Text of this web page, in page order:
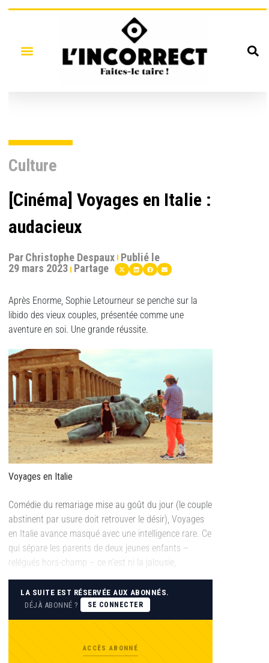
Culture
[Cinéma] Voyages en Italie :
audacieux
ParChristophe Despaux Publié le
29 mars 2023 Partage
Après Enorme, Sophie Letourneur se penche sur la
libido des vieux couples, présentée comme une
aventure en soi. Une grande réussite.
Voyages en Italie
Comédie du remariage mise au goût du jour (le couple
abstinent par usure doit retrouver le désir), Voyages
en Italie avance masqué avec une intelligence rare. Ce
qui sépare les parents de deux jeunes enfants –
relégués hors-champ – ce n’est ni la jalousie,
LA SUITE EST RÉSERVÉE AUX ABONNÉS.
DÉJÀ ABONNÉ ?
SE CONNECTER
ACCÈS ABONNÉ